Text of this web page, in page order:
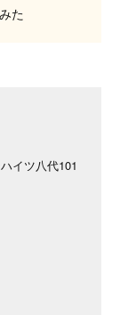
た
イツ八代101